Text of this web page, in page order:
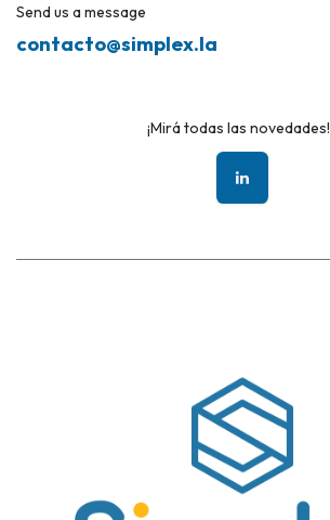
Send us a message
contacto@simplex.la
¡Mirá todas las novedades!